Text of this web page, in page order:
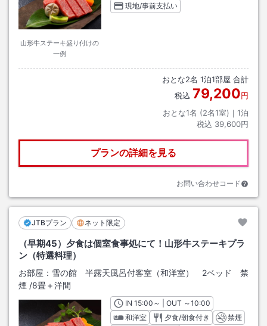
山形牛ステーキ盛り付けの
一例
現地/事前支払い
おとな2名 1泊1部屋 合計
税込 79,200円
おとな1名 (2名1室)｜ 1泊
税込 39,600円
プランの詳細を見る
お問い合わせコード
JTBプラン ネット限定
（早期45）夕食は個室食事処にて！山形牛ステーキプラ
ン（特選料理）
お部屋： 雪の館 半露天風呂付客室（和洋室） 2ベッド 禁
煙 /8畳＋洋間
INチェックイン
15:00 ～ | OUT チェックアウト
～10:00
和洋室
夕食/朝食付き
禁煙